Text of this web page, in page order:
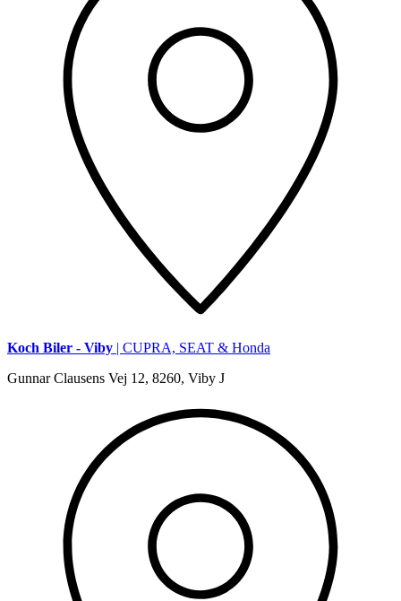
Koch Biler - Viby | CUPRA, SEAT & Honda
Gunnar Clausens Vej 12, 8260, Viby J